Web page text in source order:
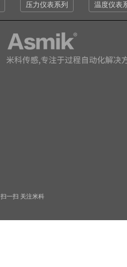
压力仪表系列 温度仪表
扫一扫 关注米科